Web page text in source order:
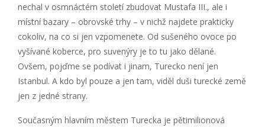
nechal v osmnáctém století zbudovat Mustafa III., ale i
místní bazary – obrovské trhy – v nichž najdete prakticky
cokoliv, na co si jen vzpomenete. Od sušeného ovoce po
vyšívané koberce, pro suvenýry je to tu jako dělané.
Ovšem, pojďme se podívat i jinam, Turecko není jen
Istanbul. A kdo byl pouze a jen tam, viděl duši turecké země
jen z jedné strany.
Současným hlavním městem Turecka je pětimilionová